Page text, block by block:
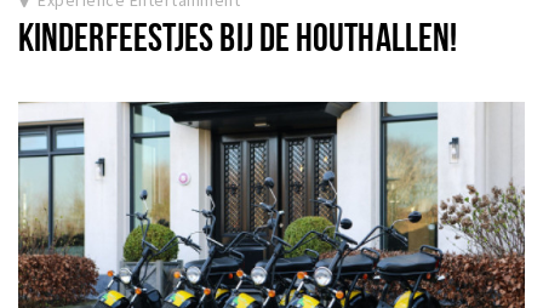
KINDERFEESTJES BIJ DE HOUTHALLEN!